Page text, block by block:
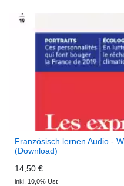
Französisch lernen Audio -
(Download)
14,50 €
inkl. 10,0% Ust